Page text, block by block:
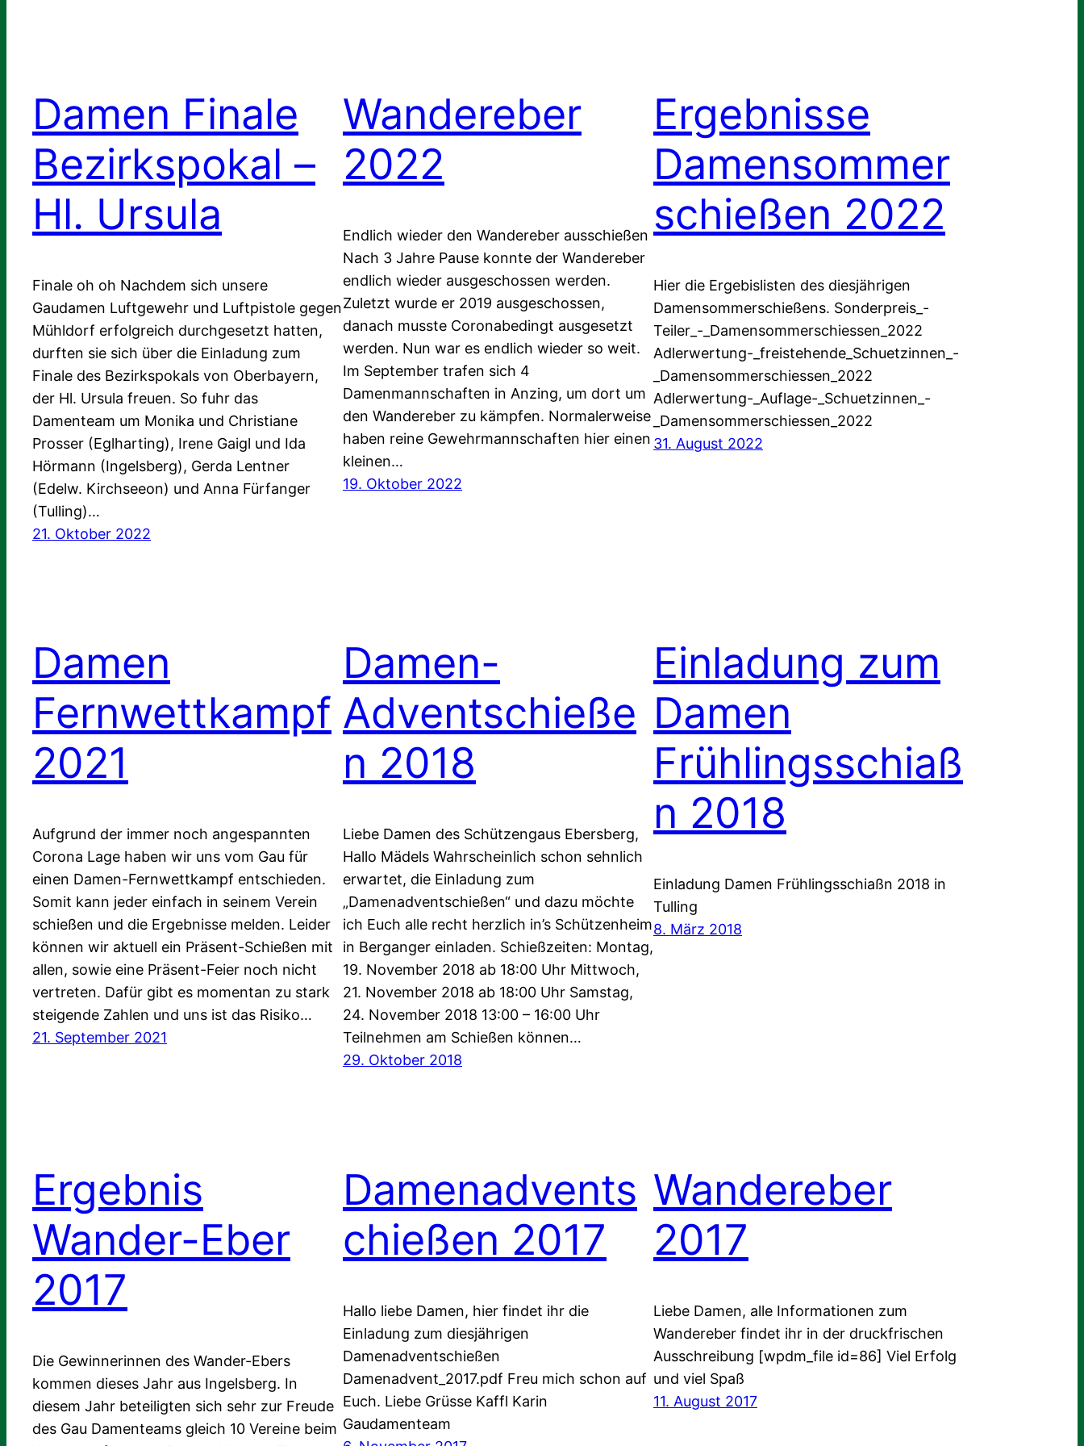
Damen Finale
Bezirkspokal –
Hl. Ursula
Finale oh oh Nachdem sich unsere
Gaudamen Luftgewehr und Luftpistole gegen
Mühldorf erfolgreich durchgesetzt hatten,
durften sie sich über die Einladung zum
Finale des Bezirkspokals von Oberbayern,
der Hl. Ursula freuen. So fuhr das
Damenteam um Monika und Christiane
Prosser (Eglharting), Irene Gaigl und Ida
Hörmann (Ingelsberg), Gerda Lentner
(Edelw. Kirchseeon) und Anna Fürfanger
(Tulling)…
21. Oktober 2022
Wandereber
2022
Endlich wieder den Wandereber ausschießen
Nach 3 Jahre Pause konnte der Wandereber
endlich wieder ausgeschossen werden.
Zuletzt wurde er 2019 ausgeschossen,
danach musste Coronabedingt ausgesetzt
werden. Nun war es endlich wieder so weit.
Im September trafen sich 4
Damenmannschaften in Anzing, um dort um
den Wandereber zu kämpfen. Normalerweise
haben reine Gewehrmannschaften hier einen
kleinen…
19. Oktober 2022
Ergebnisse
Damensommer
schießen 2022
Hier die Ergebislisten des diesjährigen
Damensommerschießens. Sonderpreis_-
Teiler_-_Damensommerschiessen_2022
Adlerwertung-_freistehende_Schuetzinnen_-
_Damensommerschiessen_2022
Adlerwertung-_Auflage-_Schuetzinnen_-
_Damensommerschiessen_2022
31. August 2022
Damen
Fernwettkampf
2021
Aufgrund der immer noch angespannten
Corona Lage haben wir uns vom Gau für
einen Damen-Fernwettkampf entschieden.
Somit kann jeder einfach in seinem Verein
schießen und die Ergebnisse melden. Leider
können wir aktuell ein Präsent-Schießen mit
allen, sowie eine Präsent-Feier noch nicht
vertreten. Dafür gibt es momentan zu stark
steigende Zahlen und uns ist das Risiko…
21. September 2021
Damen-
Adventschieße
n 2018
Liebe Damen des Schützengaus Ebersberg,
Hallo Mädels Wahrscheinlich schon sehnlich
erwartet, die Einladung zum
„Damenadventschießen“ und dazu möchte
ich Euch alle recht herzlich in’s Schützenheim
in Berganger einladen. Schießzeiten: Montag,
19. November 2018 ab 18:00 Uhr Mittwoch,
21. November 2018 ab 18:00 Uhr Samstag,
24. November 2018 13:00 – 16:00 Uhr
Teilnehmen am Schießen können…
29. Oktober 2018
Einladung zum
Damen
Frühlingsschiaß
n 2018
Einladung Damen Frühlingsschiaßn 2018 in
Tulling
8. März 2018
Ergebnis
Wander-Eber
2017
Die Gewinnerinnen des Wander-Ebers
kommen dieses Jahr aus Ingelsberg. In
diesem Jahr beteiligten sich sehr zur Freude
des Gau Damenteams gleich 10 Vereine beim
Damenadvents
chießen 2017
Hallo liebe Damen, hier findet ihr die
Einladung zum diesjährigen
Damenadventschießen
Damenadvent_2017.pdf Freu mich schon auf
Euch. Liebe Grüsse Kaffl Karin
Gaudamenteam
Wandereber
2017
Liebe Damen, alle Informationen zum
Wandereber findet ihr in der druckfrischen
Ausschreibung [wpdm_file id=86] Viel Erfolg
und viel Spaß
11. August 2017